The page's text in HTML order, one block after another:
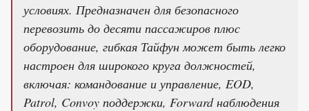
условиях. Предназначен для безопасного
перевозить до десяти пассажиров плюс
оборудование, гибкая Тайфун может быть легко
настроен для широкого круга должностей,
включая: командование и управление, EOD,
Patrol, Convoy поддержки, Forward наблюдения